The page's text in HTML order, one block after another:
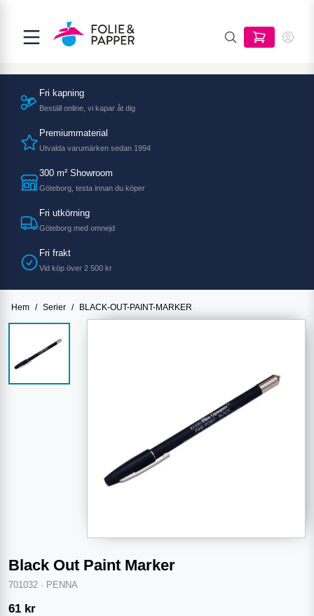
Fri kapning
Beställ online, vi kapar åt dig
Premiummaterial
Utvalda varumärken sedan 1994
300 m² Showroom
Göteborg, testa innan du köper
Fri utkörning
Göteborg med omnejd
Fri frakt
Vid köp över 2 500 kr
Hem / Serier / BLACK-OUT-PAINT-MARKER
Black Out Paint Marker
701032 · PENNA
61 kr